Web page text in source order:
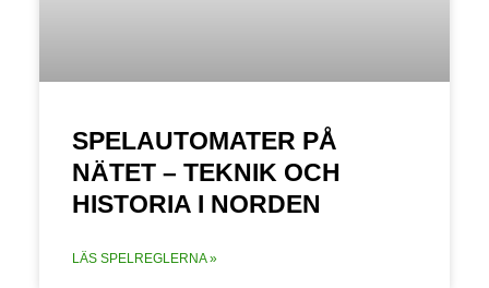
SPELAUTOMATER PÅ
NÄTET – TEKNIK OCH
HISTORIA I NORDEN
LÄS SPELREGLERNA »